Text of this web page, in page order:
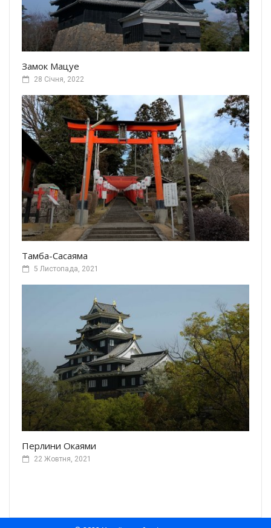
Замок Мацуе
28 Січня, 2022
Тамба-Сасаяма
5 Листопада, 2021
Перлини Окаями
22 Жовтня, 2021